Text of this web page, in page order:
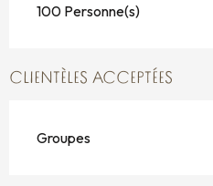
100 Personne(s)
CLIENTÈLES ACCEPTÉES
Groupes